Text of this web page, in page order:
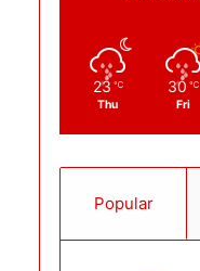
23 ℃
Thu
30 ℃
Fri
Popular